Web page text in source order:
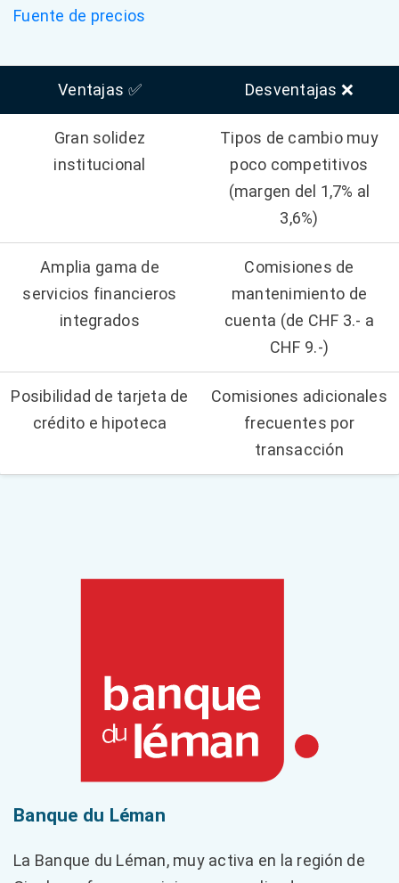
Fuente de precios
Ventajas ✅ Desventajas ❌
Gran solidez
institucional
Tipos de cambio muy
poco competitivos
(margen del 1,7% al
3,6%)
Amplia gama de
servicios financieros
integrados
Comisiones de
mantenimiento de
cuenta (de CHF 3.- a
CHF 9.-)
Posibilidad de tarjeta de
crédito e hipoteca
Comisiones adicionales
frecuentes por
transacción
Banque du Léman
La Banque du Léman, muy activa en la región de